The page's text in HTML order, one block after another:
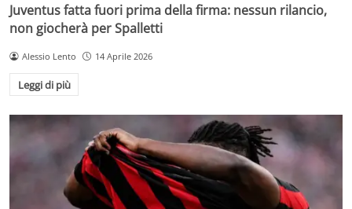
Juventus fatta fuori prima della firma: nessun rilancio,
non giocherà per Spalletti
Alessio Lento 14 Aprile 2026
Leggi di più